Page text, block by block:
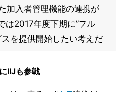
加入者管理機能の連携が
は2017年度下期に”フル
を提供開始したい考えだ
IIJも参戦